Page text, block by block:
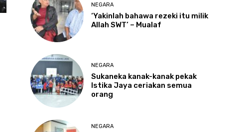
NEGARA
‘Yakinlah bahawa rezeki itu milik
Allah SWT’ – Mualaf
NEGARA
Sukaneka kanak-kanak pekak
Istika Jaya ceriakan semua
orang
NEGARA